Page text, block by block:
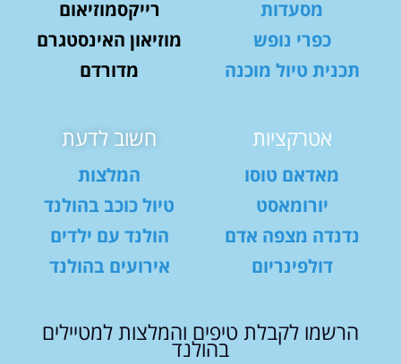
מסעדות
כפרי נופש
תכנית טיול מוכנה
רייקסמוזיאום
מוזיאון האינסטגרם
מדורדם
אטרקציות
מאדאם טוסו
יורומאסט
נדנדה מצפה אדם
דולפינריום
חשוב לדעת
המלצות
טיול כוכב בהולנד
הולנד עם ילדים
אירועים בהולנד
הרשמו לקבלת טיפים והמלצות למטיילים
בהולנד